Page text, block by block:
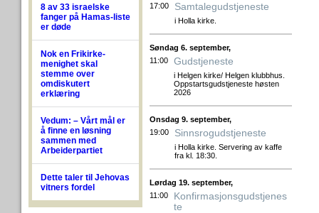
8 av 33 israelske
fanger på Hamas-liste
er døde
Nok en Frikirke-
menighet skal
stemme over
omdiskutert
erklæring
Vedum: – Vårt mål er
å finne en løsning
sammen med
Arbeiderpartiet
Dette taler til Jehovas
vitners fordel
17:00
Samtalegudstjeneste
i Holla kirke.
Søndag 6. september,
11:00
Gudstjeneste
i Helgen kirke/ Helgen klubbhus.
Oppstartsgudstjeneste høsten
2026
Onsdag 9. september,
19:00
Sinnsrogudstjeneste
i Holla kirke. Servering av kaffe
fra kl. 18:30.
Lørdag 19. september,
11:00
Konfirmasjonsgudstjenes
te